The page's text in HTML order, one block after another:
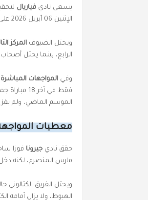
يسعى ناديفياريال
الإثنين 06 أبريل 2026 على ملعب "مونتيليفي"، في ختام مباريات
ويحتل الضيوفالمركز
الرابع، بينما يحتل
وفيالمواجهات المباشرة
الموسم الماضي، ولم يفز
معطيات
حقق ناديجيرونا
مارس المنصرم، لكنه دخل فترة
ويحتل الفريق